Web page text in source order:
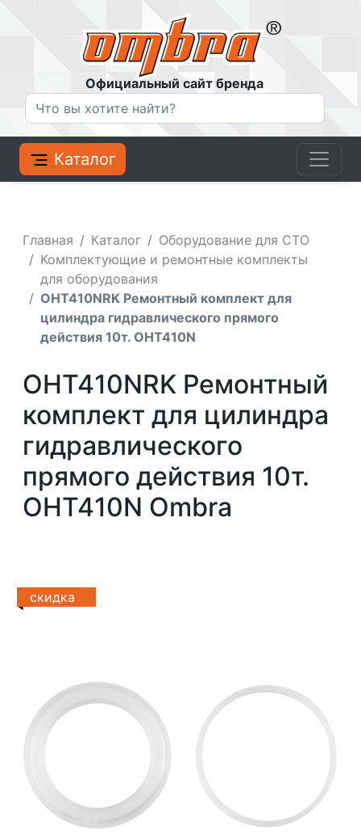
Официальный сайт бренда
Каталог
Главная Каталог
Оборудование для СТО
Комплектующие и ремонтные комплекты
для оборудования
OHT410NRK Ремонтный комплект для
цилиндра гидравлического прямого
действия 10т. OHT410N
OHT410NRK Ремонтный
комплект для цилиндра
гидравлического
прямого действия 10т.
OHT410N Ombra
скидка